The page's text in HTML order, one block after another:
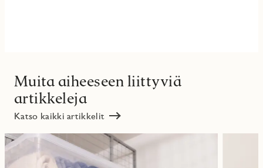
Muita aiheeseen liittyviä
artikkeleja
Katso kaikki artikkelit